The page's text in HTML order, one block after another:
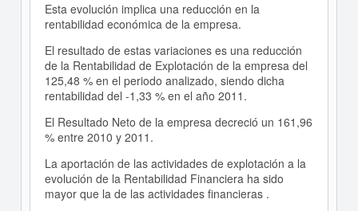
Esta evolución implica una reducción en la
rentabilidad económica de la empresa.
El resultado de estas variaciones es una reducción
de la Rentabilidad de Explotación de la empresa del
125,48 % en el periodo analizado, siendo dicha
rentabilidad del -1,33 % en el año 2011.
El Resultado Neto de la empresa decreció un 161,96
% entre 2010 y 2011.
La aportación de las actividades de explotación a la
evolución de la Rentabilidad Financiera ha sido
mayor que la de las actividades financieras .